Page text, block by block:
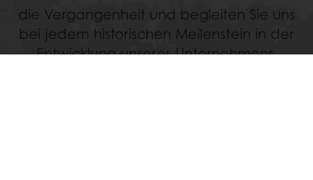
die Vergangenheit und begleiten Sie uns
bei jedem historischen Meilenstein in der
Entwicklung unseres Unternehmens.